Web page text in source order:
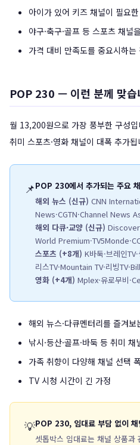
아이가 있어 키즈 채널이 필요
야구·축구·골프 등 스포츠 채널
가격 대비 만족도를 중요시하는
POP 230 — 이런 분께 맞습
월 13,200원으로 가장 풍부한 구성
취미 스포츠·영화 채널이 대폭 추가됩
📌POP 230에서 추가되는 주요
해외 뉴스 (신규) CNN
News·CGTN·Channel News
해외 다큐·교양 (신규)
World
스포츠 (+8개) K바둑·브레인
리스TV·Mountain TV·리빙
영화 (+4개) Mplex·유로무비
해외 뉴스·다큐멘터리를 즐겨보
낚시·등산·골프·바둑 등 취미
가족 취향이 다양해 채널 선택
TV 시청 시간이 긴 가정
💡POP 230, 임대료 부담 없이 채
셋톱박스 임대료는 채널 상품